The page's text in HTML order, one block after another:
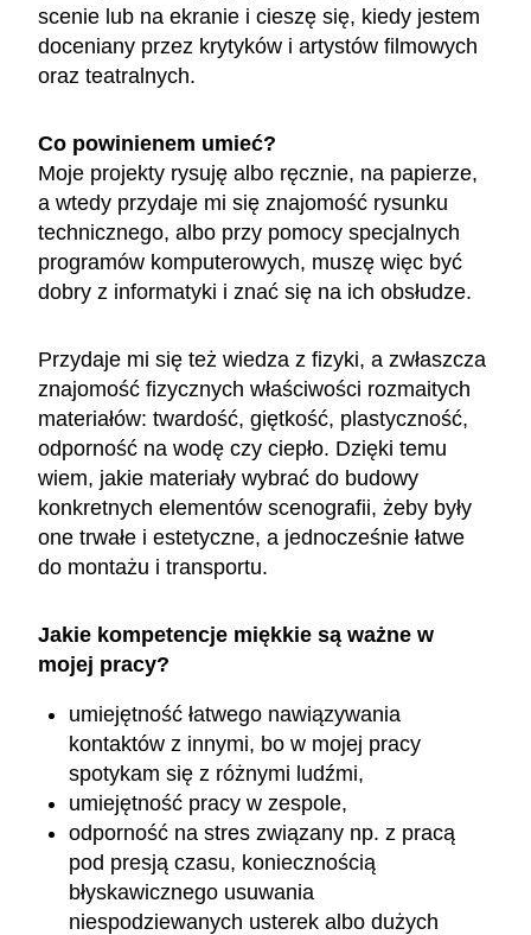
scenie lub na ekranie i cieszę się, kiedy jestem
doceniany przez krytyków i artystów filmowych
oraz teatralnych.
Co powinienem umieć?
Moje projekty rysuję albo ręcznie, na papierze,
a wtedy przydaje mi się znajomość rysunku
technicznego, albo przy pomocy specjalnych
programów komputerowych, muszę więc być
dobry z informatyki i znać się na ich obsłudze.
Przydaje mi się też wiedza z fizyki, a zwłaszcza
znajomość fizycznych właściwości rozmaitych
materiałów: twardość, giętkość, plastyczność,
odporność na wodę czy ciepło. Dzięki temu
wiem, jakie materiały wybrać do budowy
konkretnych elementów scenografii, żeby były
one trwałe i estetyczne, a jednocześnie łatwe
do montażu i transportu.
Jakie kompetencje miękkie są ważne w
mojej pracy?
umiejętność łatwego nawiązywania
kontaktów z innymi, bo w mojej pracy
spotykam się z różnymi ludźmi,
umiejętność pracy w zespole,
odporność na stres związany np. z pracą
pod presją czasu, koniecznością
błyskawicznego usuwania
niespodziewanych usterek albo dużych